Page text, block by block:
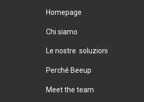
Homepage
Chi siamo
Le nostre soluzioni
Perché Beeup
Meet the team